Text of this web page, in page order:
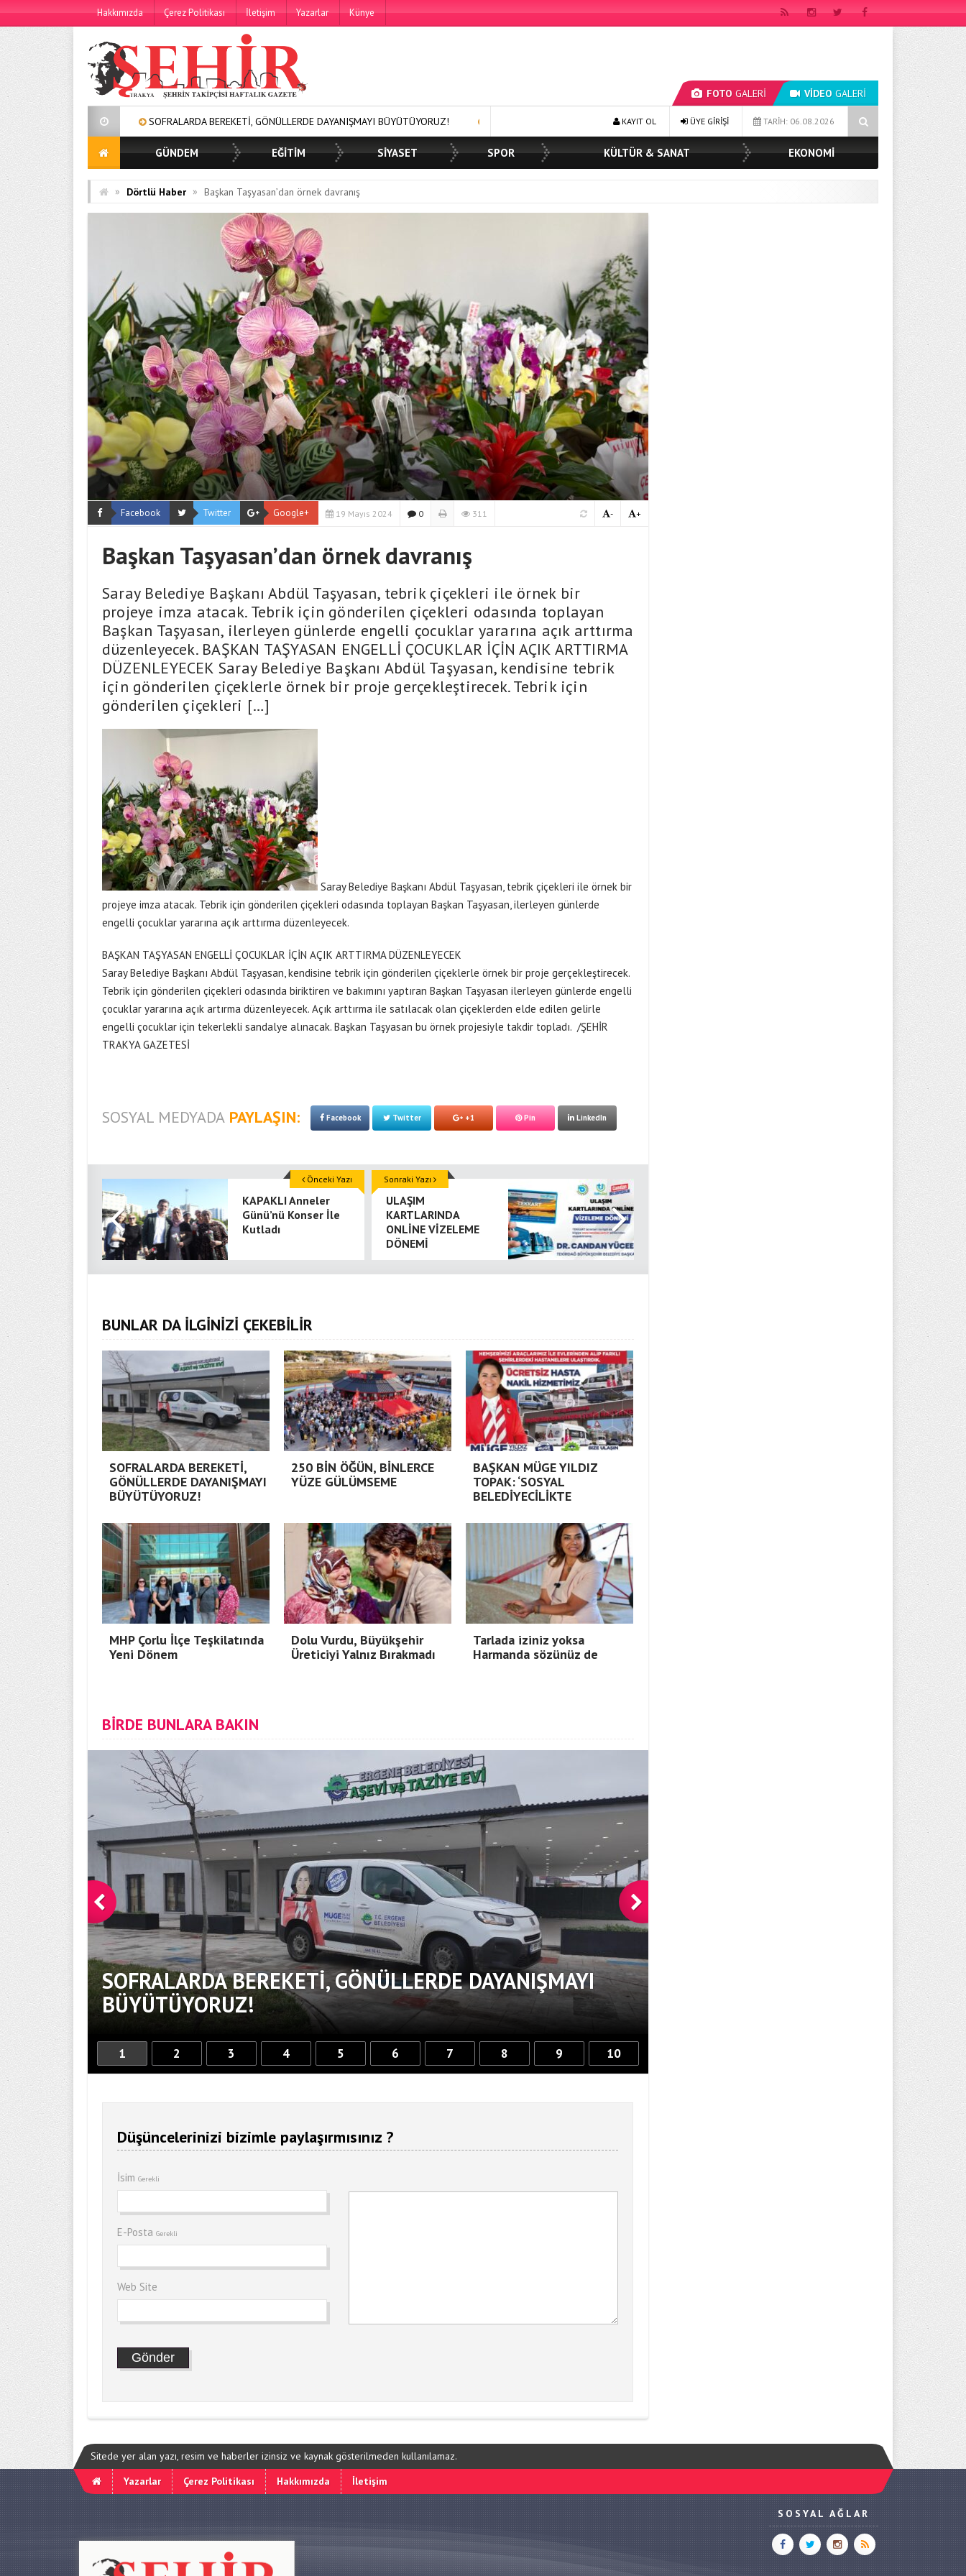
Hakkımızda Çerez Politikası İletişim Yazarlar Künye
FOTO GALERİ VİDEO GALERİ
SOFRALARDA BEREKETİ, GÖNÜLLERDE DAYANIŞMAYI BÜYÜTÜYORUZ! 250 BİN ÖĞÜN, BİNLERCE YÜZE GÜLÜMSEME BAŞKAN MÜGE YILDIZ TOPAK: ‘SOSYAL BELEDİYECİLİKTE HİÇBİR
TARİH: 06.08.2026
ÜYE GİRİŞİ
KAYIT OL
GÜNDEM EĞİTİM SİYASET SPOR KÜLTÜR & SANAT EKONOMİ
» Dörtlü Haber » Başkan Taşyasan’dan örnek davranış
Facebook Twitter Google+ 19 Mayıs 2024 0 311 +
-
Başkan Taşyasan’dan örnek davranış
Saray Belediye Başkanı Abdül Taşyasan, tebrik çiçekleri ile örnek bir
projeye imza atacak. Tebrik için gönderilen çiçekleri odasında toplayan
Başkan Taşyasan, ilerleyen günlerde engelli çocuklar yararına açık arttırma
düzenleyecek. BAŞKAN TAŞYASAN ENGELLİ ÇOCUKLAR İÇİN AÇIK ARTTIRMA
DÜZENLEYECEK Saray Belediye Başkanı Abdül Taşyasan, kendisine tebrik
için gönderilen çiçeklerle örnek bir proje gerçekleştirecek. Tebrik için
gönderilen çiçekleri […]
Saray Belediye Başkanı Abdül Taşyasan, tebrik çiçekleri ile örnek bir
projeye imza atacak. Tebrik için gönderilen çiçekleri odasında toplayan Başkan Taşyasan, ilerleyen günlerde
engelli çocuklar yararına açık arttırma düzenleyecek.
BAŞKAN TAŞYASAN ENGELLİ ÇOCUKLAR İÇİN AÇIK ARTTIRMA DÜZENLEYECEK
Saray Belediye Başkanı Abdül Taşyasan, kendisine tebrik için gönderilen çiçeklerle örnek bir proje gerçekleştirecek.
Tebrik için gönderilen çiçekleri odasında biriktiren ve bakımını yaptıran Başkan Taşyasan ilerleyen günlerde engelli
çocuklar yararına açık artırma düzenleyecek. Açık arttırma ile satılacak olan çiçeklerden elde edilen gelirle
engelli çocuklar için tekerlekli sandalye alınacak. Başkan Taşyasan bu örnek projesiyle takdir topladı. /ŞEHİR
TRAKYA GAZETESİ
SOSYAL MEDYADA PAYLAŞIN: Facebook Twitter +1 Pin LinkedIn
KAPAKLI Anneler
Günü’nü Konser İle
Kutladı
Önceki Yazı
ULAŞIM
KARTLARINDA
ONLİNE VİZELEME
DÖNEMİ
Sonraki Yazı
BUNLAR DA İLGİNİZİ ÇEKEBİLİR
SOFRALARDA BEREKETİ,
GÖNÜLLERDE DAYANIŞMAYI
BÜYÜTÜYORUZ!
250 BİN ÖĞÜN, BİNLERCE
YÜZE GÜLÜMSEME
BAŞKAN MÜGE YILDIZ
TOPAK: ‘SOSYAL
BELEDİYECİLİKTE
MHP Çorlu İlçe Teşkilatında
Yeni Dönem
Dolu Vurdu, Büyükşehir
Üreticiyi Yalnız Bırakmadı
Tarlada iziniz yoksa
Harmanda sözünüz de
BİRDE BUNLARA BAKIN
SOFRALARDA BEREKETİ, GÖNÜLLERDE DAYANIŞMAYI
BÜYÜTÜYORUZ!
250 BİN ÖĞÜN, BİNLERCE
1 2 3 4 5 6 7 8 9 10
Düşüncelerinizi bizimle paylaşırmısınız ?
İsim Gerekli
E-Posta Gerekli
Web Site
Sitede yer alan yazı, resim ve haberler izinsiz ve kaynak gösterilmeden kullanılamaz.
Yazarlar
Çerez Politikası Hakkımızda İletişim
SOSYAL AĞLAR